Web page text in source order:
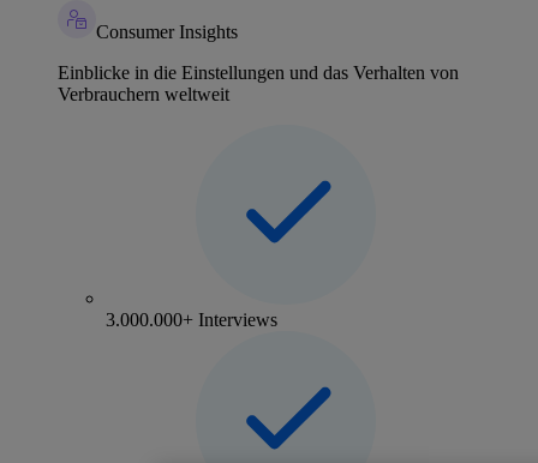
Consumer Insights
Einblicke in die Einstellungen und das Verhalten von
Verbrauchern weltweit
3.000.000+ Interviews